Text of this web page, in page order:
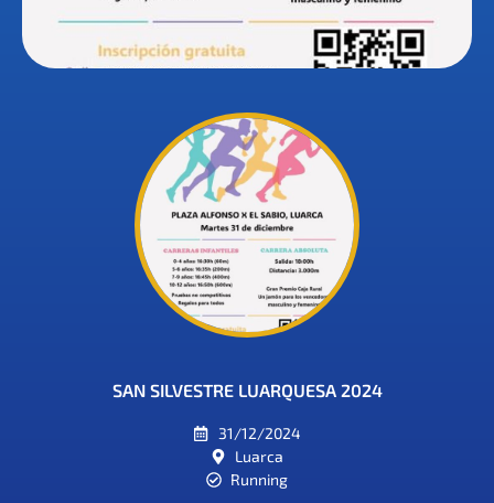
SAN SILVESTRE LUARQUESA 2024
31/12/2024
Luarca
Running